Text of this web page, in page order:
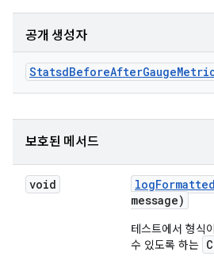
공개 생성자
StatsdBeforeAfterGauge
보호된 메서드
void logFormatted
message)
테스트에서 형식
수 있도록 하는